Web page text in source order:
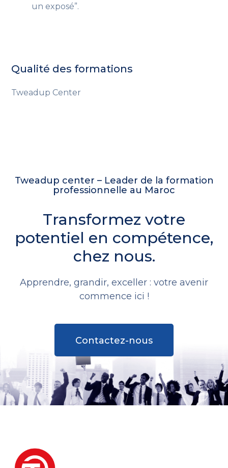
un exposé”.
Qualité des formations
Tweadup Center
Tweadup center – Leader de la formation
professionnelle au Maroc
Transformez votre
potentiel en compétence,
chez nous.
Apprendre, grandir, exceller : votre avenir
commence ici !
Contactez-nous